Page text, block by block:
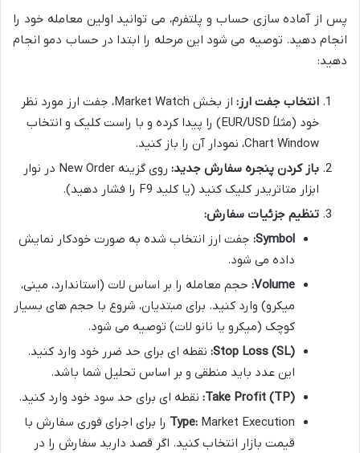
پس از آماده سازی حساب و پلتفرم، می توانید اولین معامله خود را
انجام دهید. توصیه می شود این مرحله را ابتدا در حساب دمو انجام
دهید:
انتخاب جفت ارز:
از بخش Market Watch، جفت ارز مورد نظر
خود (مثلاً EUR/USD) را پیدا کرده و با راست کلیک و انتخاب
Chart Window، نمودار آن را باز کنید.
باز کردن پنجره سفارش جدید:
روی گزینه New Order در نوار
ابزار متاتریدر کلیک کنید (یا کلید F9 را فشار دهید).
تنظیم جزئیات سفارش:
Symbol: جفت ارز انتخاب شده به صورت خودکار نمایش
داده می شود.
Volume: حجم معامله را بر اساس لات (استاندارد، مینی،
میکرو) وارد کنید. برای مبتدیان، شروع با حجم های بسیار
کوچک (میکرو یا نانو لات) توصیه می شود.
Stop Loss (SL): نقطه ای برای حد ضرر خود وارد کنید.
این عدد باید منطقی و بر اساس تحلیل شما باشد.
Take Profit (TP): نقطه ای برای حد سود خود وارد کنید.
Type: Market Execution را برای اجرای فوری سفارش با
قیمت بازار انتخاب کنید. اگر قصد دارید سفارش را در